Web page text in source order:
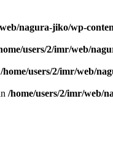
nagura-jiko/wp-
users/2/imr/web/
/home/users/2/imr/web/
/home/users/2/imr/web/